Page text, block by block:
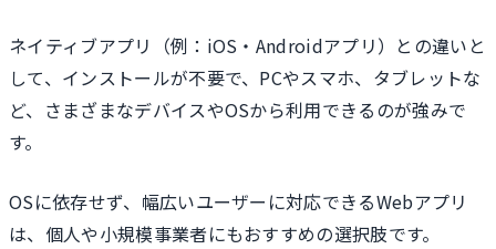
ネイティブアプリ（例：iOS・Androidアプリ）との違いと
して、インストールが不要で、PCやスマホ、タブレットな
ど、さまざまなデバイスやOSから利用できるのが強みで
す。
OSに依存せず、幅広いユーザーに対応できるWebアプリ
は、個人や小規模事業者にもおすすめの選択肢です。